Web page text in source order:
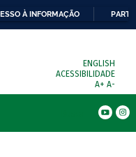
À INFORMAÇÃO
ENGLISH
ACESSIBILIDADE
A+ A-